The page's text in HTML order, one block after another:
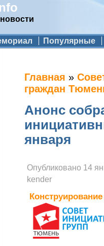
Популярные
Вы здесь
Главная »
граждан
Анонс
января
Опубликовано 14
kender